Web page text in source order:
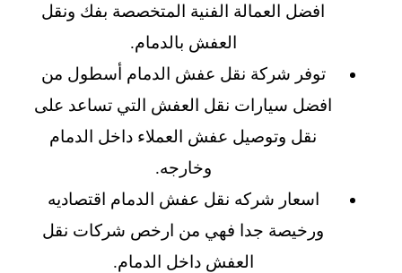
افضل العمالة الفنية المتخصصة بفك ونقل
العفش بالدمام.
توفر شركة نقل عفش الدمام أسطول من
افضل سيارات نقل العفش التي تساعد على
نقل وتوصيل عفش العملاء داخل الدمام
وخارجه.
اسعار شركه نقل عفش الدمام اقتصاديه
ورخيصة جدا فهي من ارخص شركات نقل
العفش داخل الدمام.